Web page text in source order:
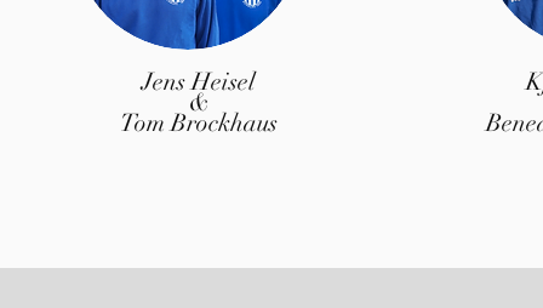
Jens Heisel
&
Tom Brockhaus